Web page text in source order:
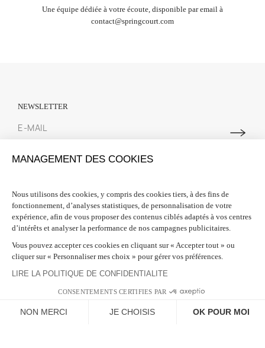
Une équipe dédiée à votre écoute, disponible par email à
contact@springcourt.com
NEWSLETTER
Spring Court. Nous vous offrons 10% de réduction sur votre première
INFORMATIONS 
BESOIN D'AIDE ? 
SUIVEZ-NOUS
MANAGEMENT DES COOKIES
Nous utilisons des cookies, y compris des cookies tiers, à des fins de
fonctionnement, d’analyses statistiques, de personnalisation de votre
expérience, afin de vous proposer des contenus ciblés adaptés à vos centres
d’intérêts et analyser la performance de nos campagnes publicitaires.
Vous pouvez accepter ces cookies en cliquant sur « Accepter tout » ou
cliquer sur « Personnaliser mes choix » pour gérer vos préférences.
LIRE LA POLITIQUE DE CONFIDENTIALITE
CONSENTEMENTS CERTIFIES PAR
NON MERCI JE CHOISIS OK POUR MOI